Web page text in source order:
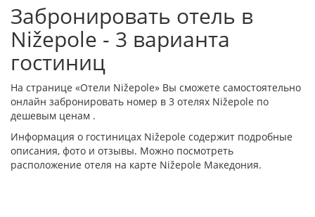
Забронировать отель в
Nižepole - 3 варианта
гостиниц
На странице «Отели Nižepole» Вы сможете самостоятельно
онлайн забронировать номер в 3 отелях Nižepole по
дешевым ценам .
Информация о гостиницах Nižepole содержит подробные
описания, фото и отзывы. Можно посмотреть
расположение отеля на карте Nižepole Македония.